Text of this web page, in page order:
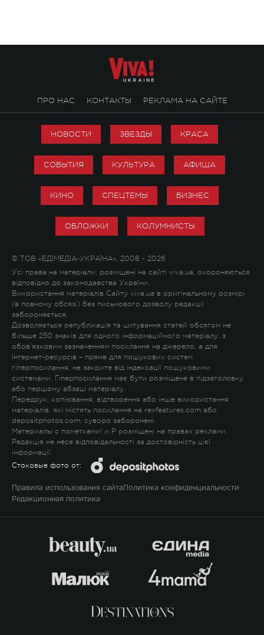
ПРО НАС КОНТАКТЫ РЕКЛАМА НА САЙТЕ
НОВОСТИ ЗВЕЗДЫ КРАСА
СОБЫТИЯ КУЛЬТУРА АФИША
КИНО СПЕЦТЕМЫ БИЗНЕС
ОБЛОЖКИ КОЛУМНИСТЫ
© ТОВ «ЕДІМЕДІА-УКРАЇНА», 2008 - 2026
Усі права на матеріали, розміщені на сайті viva.ua, охороняються
відповідно до законодавства України.
Використання матеріалів Сайту viva.ua в оригінальному розмірі
(в повному обсязі) без письмового дозволу редакції
забороняється.
Дозволяється републікація та цитування статей обсягом не
більше 250 знаків для одного інформаційного матеріалу, з
обов'язковим зазначенням посилання на джерело, а для
Інтернет-ресурсів – пряме для пошукових систем
гіперпосилання, не закрите від індексації пошуковими
системами. Гіперпосилання має бути розміщене в підзаголовку
або першому абзаці матеріалу.
Передрук, копіювання, відтворення або інше використання
матеріалів, які містять посилання на rexfeatures.com або
depositphotos.com, суворо заборонені.
Материалы с пометками! и P розміщені на правах реклами.
Редакція не несе відповідальності за достовірність цієї
інформації.
Стоковые фото от:
Правила использования сайта Политика конфиденциальности
Редакционная политика